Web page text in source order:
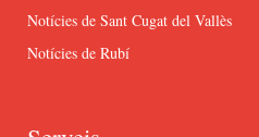
Notícies de Sant Cugat del Vallès
Notícies de Rubí